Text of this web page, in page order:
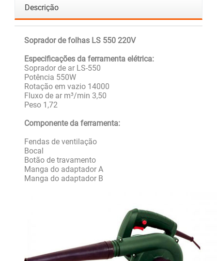
Descrição
Soprador de folhas LS 550 220V
Especificações da ferramenta elétrica:
Soprador de ar LS-550
Potência 550W
Rotação em vazio 14000
Fluxo de ar m³/min 3,50
Peso 1,72
Componente da ferramenta:
Fendas de ventilação
Bocal
Botão de travamento
Manga do adaptador A
Manga do adaptador B